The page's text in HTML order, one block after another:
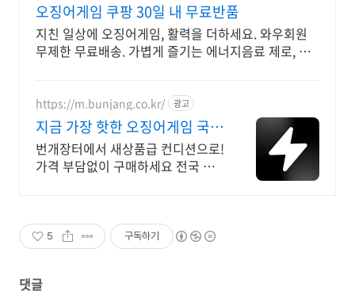
오징어게임 쿠팡 30일 내 무료반품
지친 일상에 오징어게임, 활력을 더하세요. 와우회원
무제한 무료배송. 가볍게 즐기는 에너지음료 제로, 와
https://m.bunjang.co.kr/ 광고
지금 가장 핫한 오징어게임 국내
최대 브랜드 중고거래
번개장터에서 새상품급 컨디션으로!
가격 부담없이 구매하세요 전국 각
5 구독하기
댓글